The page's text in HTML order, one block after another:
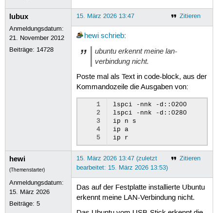
lubux
Anmeldungsdatum:
21. November 2012
Beiträge: 14728
Zitieren
15. März 2026 13:47
hewi schrieb:
ubuntu erkennt meine lan-
verbindung nicht.
Poste mal als Text in code-block, aus der
Kommandozeile die Ausgaben von:
1
2
3
4
5
lspci -nnk -d::0200
lspci -nnk -d::0280
ip n s
ip a
hewi
(Themenstarter)
Anmeldungsdatum:
15. März 2026
Beiträge:5
Zitieren
15. März 2026 13:47 (zuletzt
bearbeitet: 15. März 2026 13:53)
Das auf der Festplatte installierte Ubuntu
erkennt meine LAN-Verbindung nicht.